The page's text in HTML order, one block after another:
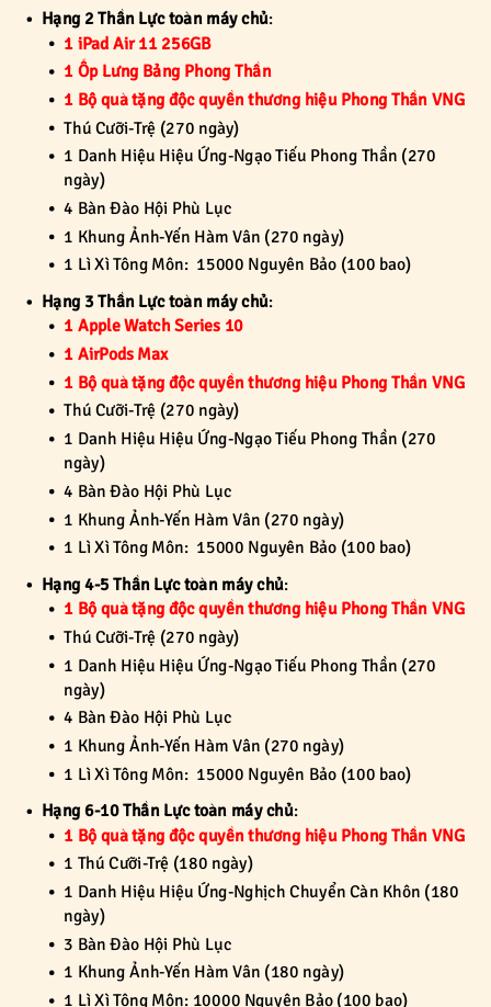
Hạng 2 Thần Lực toàn máy chủ:
1 iPad Air 11 256GB
1 Ốp Lưng Bảng Phong Thần
1 Bộ quà tặng độc quyền thương hiệu Phong Thần VNG
Thú Cưỡi-Trệ (270 ngày)
1 Danh Hiệu Hiệu Ứng-Ngạo Tiếu Phong Thần (270
ngày)
4 Bàn Đào Hội Phù Lục
1 Khung Ảnh-Yến Hàm Vân (270 ngày)
1 Lì Xì Tông Môn: 15000 Nguyên Bảo (100 bao)
Hạng 3 Thần Lực toàn máy chủ:
1 Apple Watch Series 10
1 AirPods Max
1 Bộ quà tặng độc quyền thương hiệu Phong Thần VNG
Thú Cưỡi-Trệ (270 ngày)
1 Danh Hiệu Hiệu Ứng-Ngạo Tiếu Phong Thần (270
ngày)
4 Bàn Đào Hội Phù Lục
1 Khung Ảnh-Yến Hàm Vân (270 ngày)
1 Lì Xì Tông Môn: 15000 Nguyên Bảo (100 bao)
Hạng 4-5 Thần Lực toàn máy chủ:
1 Bộ quà tặng độc quyền thương hiệu Phong Thần VNG
Thú Cưỡi-Trệ (270 ngày)
1 Danh Hiệu Hiệu Ứng-Ngạo Tiếu Phong Thần (270
ngày)
4 Bàn Đào Hội Phù Lục
1 Khung Ảnh-Yến Hàm Vân (270 ngày)
1 Lì Xì Tông Môn: 15000 Nguyên Bảo (100 bao)
Hạng 6-10 Thần Lực toàn máy chủ:
1 Bộ quà tặng độc quyền thương hiệu Phong Thần VNG
1 Thú Cưỡi-Trệ (180 ngày)
1 Danh Hiệu Hiệu Ứng-Nghịch Chuyển Càn Khôn (180
ngày)
3 Bàn Đào Hội Phù Lục
1 Khung Ảnh-Yến Hàm Vân (180 ngày)
1 Lì Xì Tông Môn: 10000 Nguyên Bảo (100 bao)